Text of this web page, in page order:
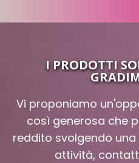
I PRODOTTI
Vi proponiamo
così generosa che
reddito svolgendo
attività,